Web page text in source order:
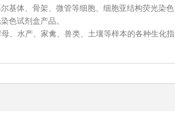
基体、骨架、微管等细胞、细胞亚结构荧光染色
色试剂盒产品。
、水产、家禽、兽类、土壤等样本的各种生化指